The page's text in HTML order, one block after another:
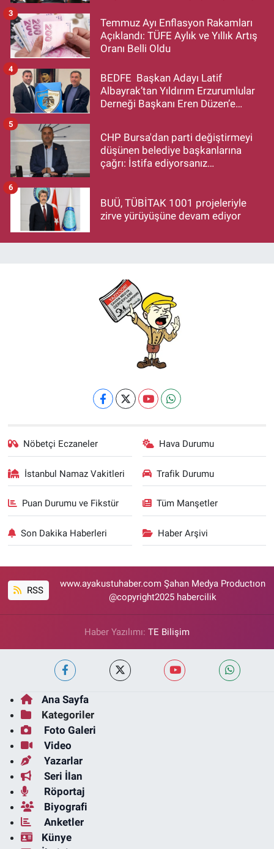
Temmuz Ayı Enflasyon Rakamları
Açıklandı: TÜFE Aylık ve Yıllık Artış
Oranı Belli Oldu
3
BEDFE Başkan Adayı Latif
Albayrak’tan Yıldırım Erzurumlular
Derneği Başkanı Eren Düzen’e
4
CHP Bursa'dan parti değiştirmeyi
düşünen belediye başkanlarına
çağrı: İstifa ediyorsanız
5
BUÜ, TÜBİTAK 1001 projeleriyle
zirve yürüyüşüne devam ediyor
6
Nöbetçi Eczaneler Hava Durumu
İstanbul Namaz Vakitleri Trafik Durumu
Puan Durumu ve Fikstür Tüm Manşetler
Son Dakika Haberleri Haber Arşivi
RSS
www.ayakustuhaber.com Şahan Medya Productıon
@copyright2025 habercilik
Haber Yazılımı: TE Bilişim
Ana Sayfa
Kategoriler
Foto Galeri
Video
Yazarlar
Seri İlan
Röportaj
Biyografi
Anketler
Künye